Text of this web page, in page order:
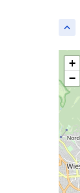
keyboard_arrow_up
+
−